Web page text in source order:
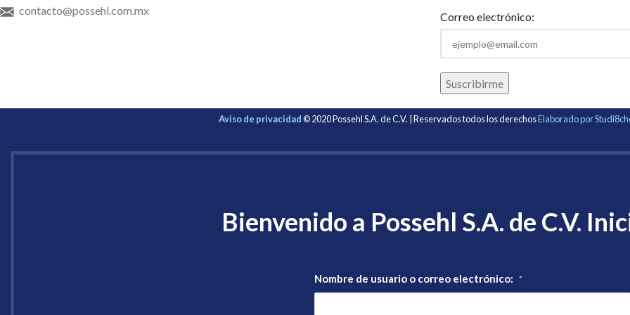
contacto@possehl.com.mx
Correo electrónico:
Aviso de privacidad© 2020 Possehl S.A. de C.V. | Reservados todos los derechosElaborado por
Bienvenido a Possehl S.A. de C.V.
Nombre de usuario o correo electrónico: *